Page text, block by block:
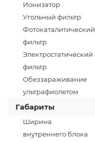
Ионизатор
Угольный фильтр
Фотокаталитический
фильтр
Электростатический
фильтр
Обеззараживание
ультрафиолетом
Габариты
Ширина
внутреннего блока